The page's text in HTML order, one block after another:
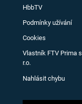
HbbTV
Podmínky užívání
Cookies
Vlastník FTV Prima
r.o.
Nahlásit chybu